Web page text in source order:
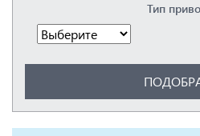
Тип